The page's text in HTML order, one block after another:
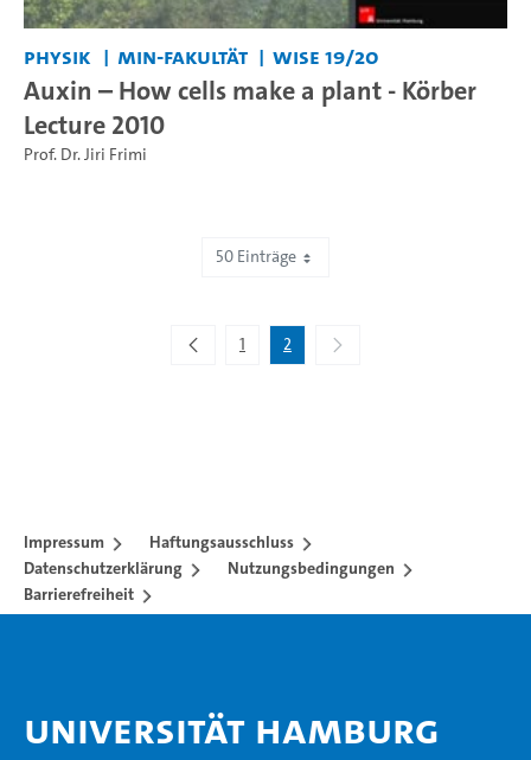
Physik MIN-Fakultät WiSe 19/20
Auxin – How cells make a plant - Körber
Lecture 2010
Prof. Dr. Jiri Frimi
50 Einträge
1 2
Impressum
Haftungsausschluss
Datenschutzerklärung
Nutzungsbedingungen
Barrierefreiheit
Universität Hamburg